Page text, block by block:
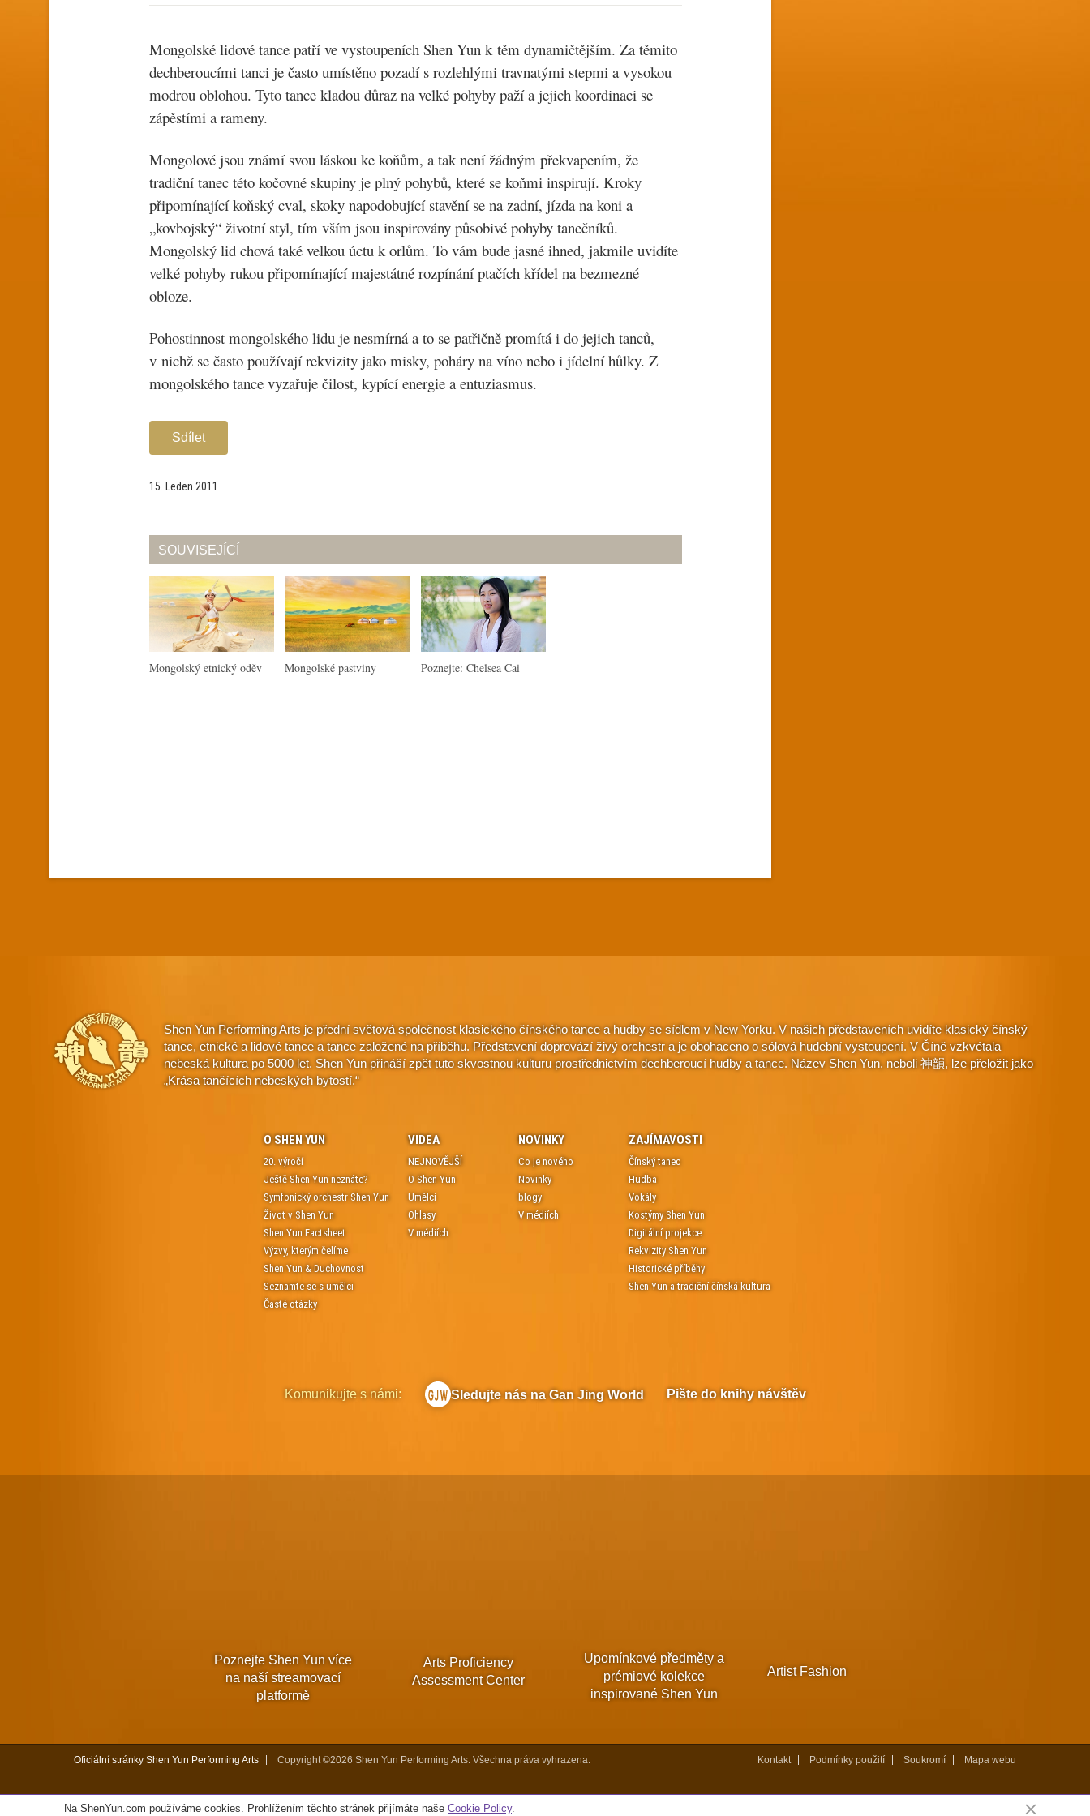
Mongolské lidové tance patří ve vystoupeních Shen Yun k těm dynamičtějším. Za těmito
dechberoucími tanci je často umístěno pozadí s rozlehlými travnatými stepmi a vysokou
modrou oblohou. Tyto tance kladou důraz na velké pohyby paží a jejich koordinaci se
zápěstími a rameny.
Mongolové jsou známí svou láskou ke koňům, a tak není žádným překvapením, že
tradiční tanec této kočovné skupiny je plný pohybů, které se koňmi inspirují. Kroky
připomínající koňský cval, skoky napodobující stavění se na zadní, jízda na koni a
„kovbojský“ životní styl, tím vším jsou inspirovány působivé pohyby tanečníků.
Mongolský lid chová také velkou úctu k orlům. To vám bude jasné ihned, jakmile uvidíte
velké pohyby rukou připomínající majestátné rozpínání ptačích křídel na bezmezné
obloze.
Pohostinnost mongolského lidu je nesmírná a to se patřičně promítá i do jejich tanců,
v nichž se často používají rekvizity jako misky, poháry na víno nebo i jídelní hůlky. Z
mongolského tance vyzařuje čilost, kypící energie a entuziasmus.
Sdílet
15. Leden 2011
SOUVISEJÍCÍ
Mongolský etnický oděv Mongolské pastviny Poznejte: Chelsea Cai
Shen Yun Performing Arts je přední světová společnost klasického čínského tance a hudby se sídlem v New Yorku. V našich představeních uvidíte klasický čínský
tanec, etnické a lidové tance a tance založené na příběhu. Představení doprovází živý orchestr a je obohaceno o sólová hudební vystoupení. V Číně vzkvétala
nebeská kultura po 5000 let. Shen Yun přináší zpět tuto skvostnou kulturu prostřednictvím dechberoucí hudby a tance. Název Shen Yun, neboli 神韻, lze přeložit jako
„Krása tančících nebeských bytostí.“
O SHEN YUN
20. výročí
Ještě Shen Yun neznáte?
Symfonický orchestr Shen Yun
Život v Shen Yun
Shen Yun Factsheet
Výzvy, kterým čelíme
Shen Yun & Duchovnost
Seznamte se s umělci
Časté otázky
VIDEA
NEJNOVĚJŠÍ
O Shen Yun
Umělci
Ohlasy
V médiích
NOVINKY
Co je nového
Novinky
blogy
V médiích
ZAJÍMAVOSTI
Čínský tanec
Hudba
Vokály
Kostýmy Shen Yun
Digitální projekce
Rekvizity Shen Yun
Historické příběhy
Shen Yun a tradiční čínská kultura
Komunikujte s námi: Sledujte nás na Gan Jing World Pište do knihy návštěv
Poznejte Shen Yun více
na naší streamovací
platformě
Arts Proficiency
Assessment Center
Upomínkové předměty a
prémiové kolekce
inspirované Shen Yun
Artist Fashion
Oficiální stránky Shen Yun Performing Arts Copyright ©2026 Shen Yun Performing Arts. Všechna práva vyhrazena. Kontakt Podmínky použití Soukromí Mapa webu
Na ShenYun.com používáme cookies. Prohlížením těchto stránek přijímáte naše Cookie Policy.